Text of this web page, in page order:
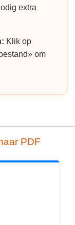
extra
Klik op
om
PDF